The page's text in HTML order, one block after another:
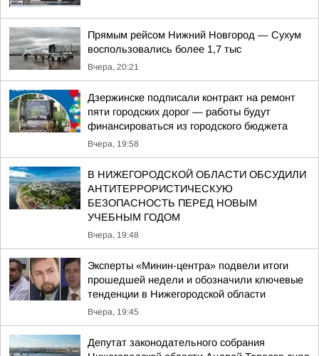
Прямым рейсом Нижний Новгород — Сухум
воспользовались более 1,7 тыс
Вчера, 20:21
Дзержинске подписали контракт на ремонт
пяти городских дорог — работы будут
финансироваться из городского бюджета
Вчера, 19:58
В НИЖЕГОРОДСКОЙ ОБЛАСТИ ОБСУДИЛИ
АНТИТЕРРОРИСТИЧЕСКУЮ
БЕЗОПАСНОСТЬ ПЕРЕД НОВЫМ
УЧЕБНЫМ ГОДОМ
Вчера, 19:48
Эксперты «Минин-центра» подвели итоги
прошедшей недели и обозначили ключевые
тенденции в Нижегородской области
Вчера, 19:45
Депутат законодательного собрания